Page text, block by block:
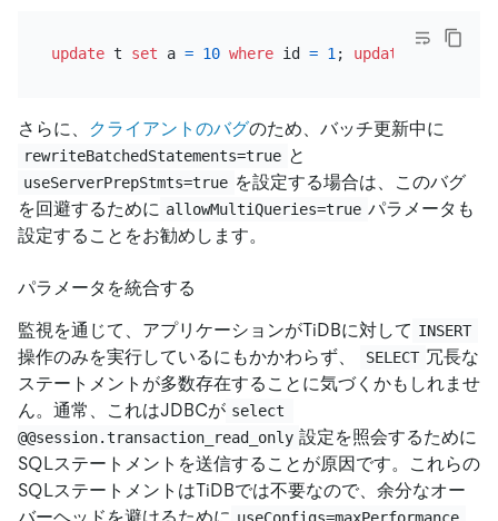
update t set a = 10 where id = 1; update set a
さらに、 クライアントのバグのため、バッチ更新中に
rewriteBatchedStatements=true と
useServerPrepStmts=true を設定する場合は、このバグ
を回避するために allowMultiQueries=true パラメータも
設定することをお勧めします。
パラメータを統合する
監視を通じて、アプリケーションがTiDBに対して INSERT
操作のみを実行しているにもかかわらず、 SELECT 冗長な
ステートメントが多数存在することに気づくかもしれませ
ん。通常、これはJDBCが select
@@session.transaction_read_only 設定を照会するために
SQLステートメントを送信することが原因です。これらの
SQLステートメントはTiDBでは不要なので、余分なオー